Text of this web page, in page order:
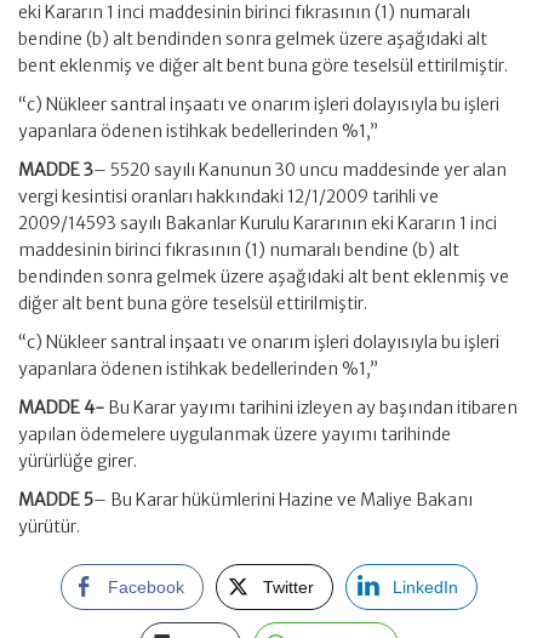
eki Kararın 1 inci maddesinin birinci fıkrasının (1) numaralı
bendine (b) alt bendinden sonra gelmek üzere aşağıdaki alt
bent eklenmiş ve diğer alt bent buna göre teselsül ettirilmiştir.
“c) Nükleer santral inşaatı ve onarım işleri dolayısıyla bu işleri
yapanlara ödenen istihkak bedellerinden %1,”
MADDE 3– 5520 sayılı Kanunun 30 uncu maddesinde yer alan
vergi kesintisi oranları hakkındaki 12/1/2009 tarihli ve
2009/14593 sayılı Bakanlar Kurulu Kararının eki Kararın 1 inci
maddesinin birinci fıkrasının (1) numaralı bendine (b) alt
bendinden sonra gelmek üzere aşağıdaki alt bent eklenmiş ve
diğer alt bent buna göre teselsül ettirilmiştir.
“c) Nükleer santral inşaatı ve onarım işleri dolayısıyla bu işleri
yapanlara ödenen istihkak bedellerinden %1,”
MADDE 4- Bu Karar yayımı tarihini izleyen ay başından itibaren
yapılan ödemelere uygulanmak üzere yayımı tarihinde
yürürlüğe girer.
MADDE 5– Bu Karar hükümlerini Hazine ve Maliye Bakanı
yürütür.
Facebook Twitter LinkedIn